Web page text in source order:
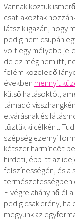
Vannak köztük
csatlakoztak
látszik igazán, hogy
pedig nem csupán
volt egy mélyebb
de ez még nem itt,
felém közeledő
években mennyit
külső hatásoktól,
támadó
elvárásnak és
tűztük ki célként.
szépség ezernyi
kétszer harmincöt
hirdeti, épp itt az
felszínességén, és a
természetességben
Elvégre ahány nő él
pedig csak erény,
megyünk az